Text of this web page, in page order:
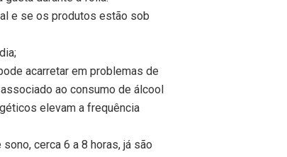
e se os produtos estão sob
acarretar em problemas de
ao consumo de álcool
elevam a frequência
cerca 6 a 8 horas, já são